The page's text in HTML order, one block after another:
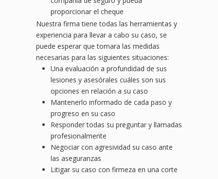
proporcionar el cheque
Nuestra firma tiene todas las herramientas y
experiencia para llevar a cabo su caso, se
puede esperar que tomara las medidas
necesarias para las siguientes situaciones:
Una evaluación a profundidad de sus
lesiones y asesórales cuáles son sus
opciones en relación a su caso
Mantenerlo informado de cada paso y
progreso en su caso
Responder todas su preguntar y llamadas
profesionalmente
Negociar con agresividad su caso ante
las aseguranzas
Litigar su caso con firmeza en una corte